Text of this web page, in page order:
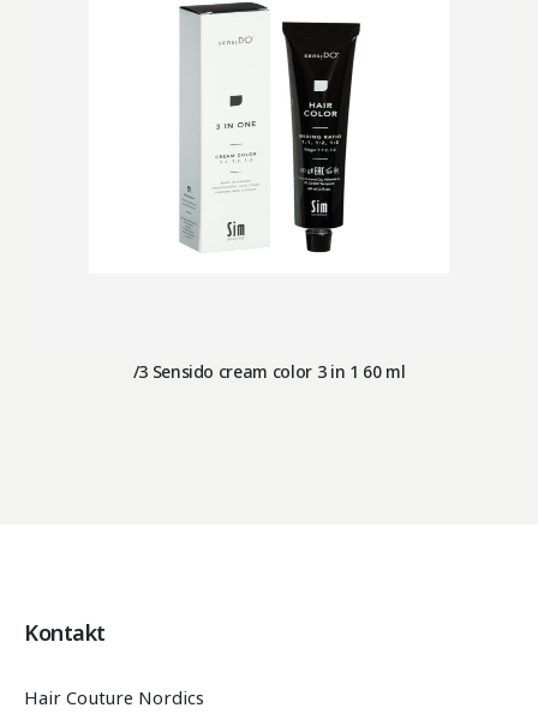
/3 Sensido cream color 3 in 1 60 ml
Kontakt
Hair Couture Nordics